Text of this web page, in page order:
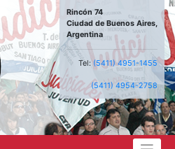
Rincón 74
Ciudad de Buenos Aires,
Argentina
Tel:(5411) 4951-1455
(5411) 4954-2758